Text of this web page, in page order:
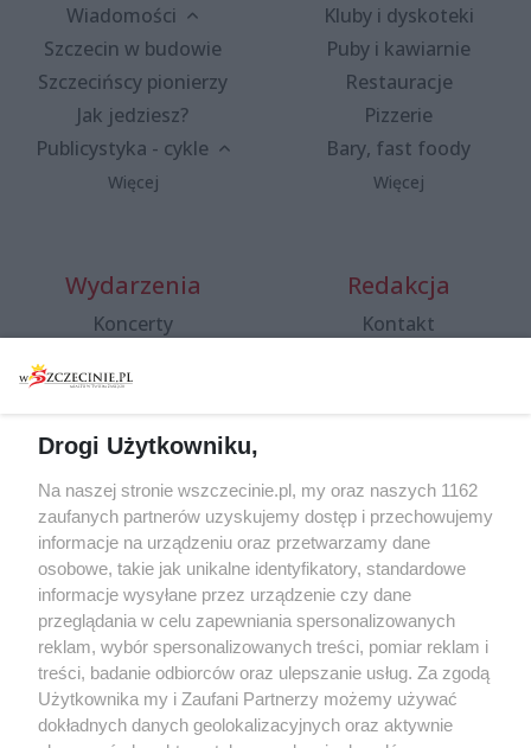
Wiadomości
Szczecin w budowie
Szczecińscy pionierzy
Jak jedziesz?
Publicystyka - cykle
Więcej
Kluby i dyskoteki
Puby i kawiarnie
Restauracje
Pizzerie
Bary, fast foody
Więcej
Wydarzenia
Koncerty
Spacery i oprowadzania
targi
Wernisaże
Więcej
Redakcja
Kontakt
Specjalny koncert z okazji
20. urodzin portalu
wSzczecinie.pl
Regulamin konkursów
śniadaniówka "Hej
Szczecin! Jest piątek!"
Partnerzy
Drogi Użytkowniku,
Na naszej stronie wszczecinie.pl, my oraz naszych 1162
zaufanych partnerów uzyskujemy dostęp i przechowujemy
informacje na urządzeniu oraz przetwarzamy dane
osobowe, takie jak unikalne identyfikatory, standardowe
informacje wysyłane przez urządzenie czy dane
przeglądania w celu zapewniania spersonalizowanych
reklam, wybór spersonalizowanych treści, pomiar reklam i
treści, badanie odbiorców oraz ulepszanie usług. Za zgodą
Użytkownika my i Zaufani Partnerzy możemy używać
dokładnych danych geolokalizacyjnych oraz aktywnie